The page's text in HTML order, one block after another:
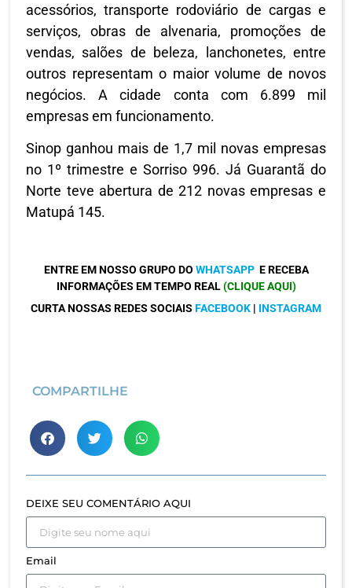
acessórios, transporte rodoviário de cargas e
serviços, obras de alvenaria, promoções de
vendas, salões de beleza, lanchonetes, entre
outros representam o maior volume de novos
negócios. A cidade conta com 6.899 mil
empresas em funcionamento.
Sinop ganhou mais de 1,7 mil novas empresas
no 1º trimestre e Sorriso 996. Já Guarantã do
Norte teve abertura de 212 novas empresas e
Matupá 145.
ENTRE EM NOSSO GRUPO DO WHATSAPP E RECEBA
INFORMAÇÕES EM TEMPO REAL(CLIQUE AQUI)
CURTA NOSSAS REDES SOCIAIS FACEBOOK | INSTAGRAM
COMPARTILHE
DEIXE SEU COMENTÁRIO AQUI
Email